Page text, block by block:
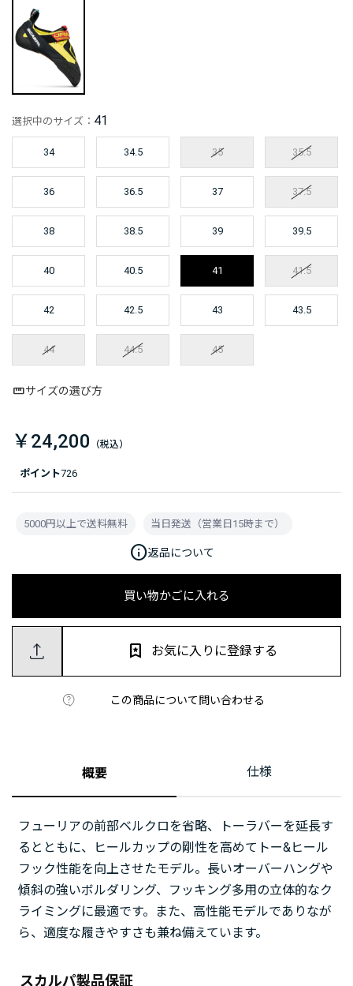
ポイント726
選択中のサイズ： 41
34 34.5 35 35.5
36 36.5 37 37.5
38 38.5 39 39.5
40 40.5 41 41.5
42 42.5 43 43.5
44 44.5 45
サイズの選び方
￥24,200
買い物かごに入れる
この商品について問い合わせる
お気に入りに登録する
5000円以上で送料無料 当日発送（営業日15時まで）
info返品について
概要 仕様
フューリアの前部ベルクロを省略、トーラバーを延長す
るとともに、ヒールカップの剛性を高めてトー&ヒール
フック性能を向上させたモデル。長いオーバーハングや
傾斜の強いボルダリング、フッキング多用の立体的なク
ライミングに最適です。また、高性能モデルでありなが
ら、適度な履きやすさも兼ね備えています。
スカルパ製品保証